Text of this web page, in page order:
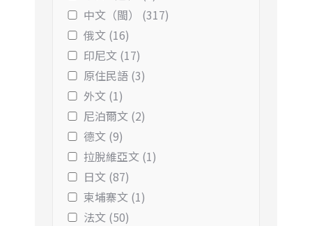
中文（閩） (317)
俄文 (16)
印尼文 (17)
原住民語 (3)
外文 (1)
尼泊爾文 (2)
德文 (9)
拉脫維亞文 (1)
日文 (87)
柬埔寨文 (1)
法文 (50)